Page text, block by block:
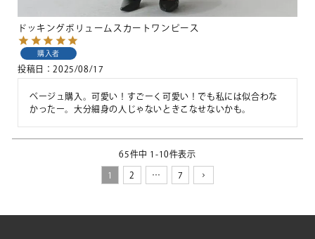
ドッキングボリュームスカートワンピース
購入者
投稿日 2025/08/17
ベージュ購入。可愛い！すごーく可愛い！でも私には似合わな
かったー。大分細身の人じゃないときこなせないかも。
65件中 1 -10件表示
1 2 … 7